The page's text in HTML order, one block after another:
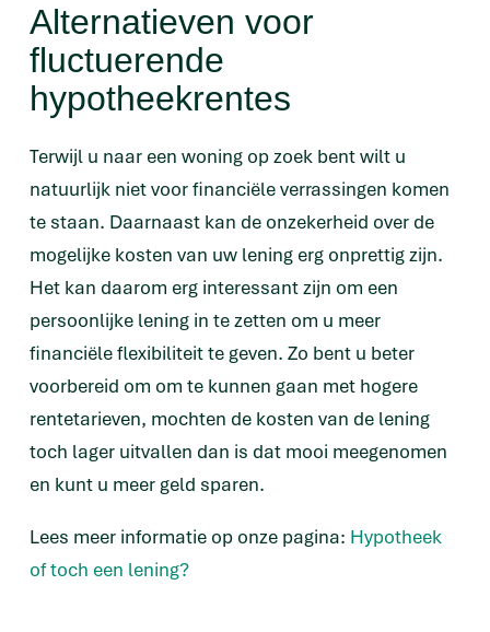
Alternatieven voor
fluctuerende
hypotheekrentes
Terwijl u naar een woning op zoek bent wilt u
natuurlijk niet voor financiële verrassingen komen
te staan. Daarnaast kan de onzekerheid over de
mogelijke kosten van uw lening erg onprettig zijn.
Het kan daarom erg interessant zijn om een
persoonlijke lening in te zetten om u meer
financiële flexibiliteit te geven. Zo bent u beter
voorbereid om om te kunnen gaan met hogere
rentetarieven, mochten de kosten van de lening
toch lager uitvallen dan is dat mooi meegenomen
en kunt u meer geld sparen.
Lees meer informatie op onze pagina: Hypotheek
of toch een lening?